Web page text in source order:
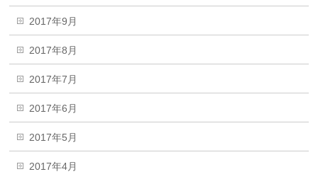
2017年9月
2017年8月
2017年7月
2017年6月
2017年5月
2017年4月